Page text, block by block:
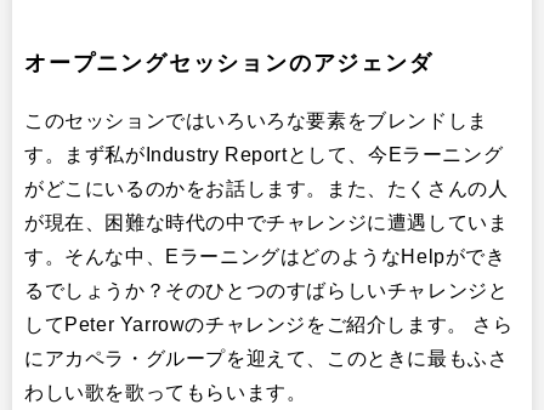
オープニングセッションのアジェンダ
このセッションではいろいろな要素をブレンドしま
す。まず私がIndustry Reportとして、今Eラーニング
がどこにいるのかをお話します。また、たくさんの人
が現在、困難な時代の中でチャレンジに遭遇していま
す。そんな中、EラーニングはどのようなHelpができ
るでしょうか？そのひとつのすばらしいチャレンジと
してPeter Yarrowのチャレンジをご紹介します。 さら
にアカペラ・グループを迎えて、このときに最もふさ
わしい歌を歌ってもらいます。